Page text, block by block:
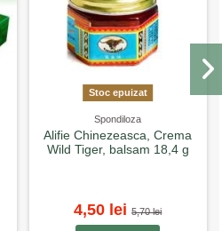
Stoc epuizat
Spondiloza
Alifie Chinezeasca, Crema
Wild Tiger, balsam 18,4 g
4,50 lei5,70 lei